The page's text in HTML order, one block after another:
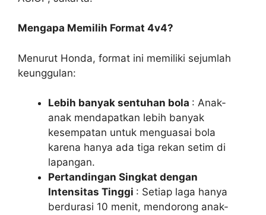
Mengapa Memilih Format 4v4?
Menurut Honda, format ini memiliki sejumlah
keunggulan:
Lebih banyak sentuhan bola : Anak-
anak mendapatkan lebih banyak
kesempatan untuk menguasai bola
karena hanya ada tiga rekan setim di
lapangan.
Pertandingan Singkat dengan
Intensitas Tinggi : Setiap laga hanya
berdurasi 10 menit, mendorong anak-